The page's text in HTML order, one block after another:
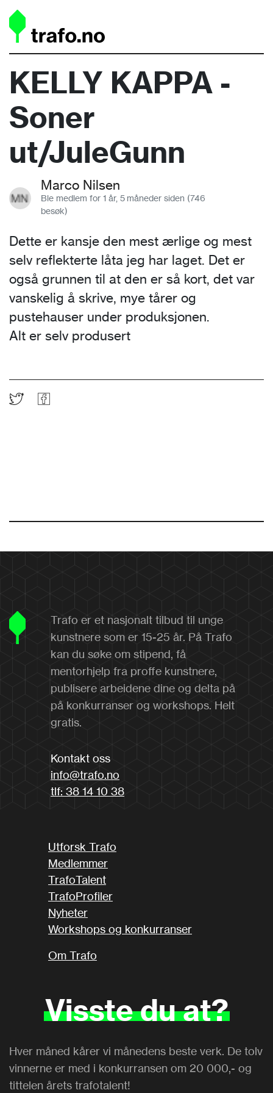
KELLY KAPPA -
Soner
ut/JuleGunn
Marco Nilsen
Ble medlem for 1 år, 5 måneder siden (746
besøk)
Dette er kansje den mest ærlige og mest
selv reflekterte låta jeg har laget. Det er
også grunnen til at den er så kort, det var
vanskelig å skrive, mye tårer og
pustehauser under produksjonen.
Alt er selv produsert
Trafo er et nasjonalt tilbud til unge
kunstnere som er 15-25 år. På Trafo
kan du søke om stipend, få
mentorhjelp fra proffe kunstnere,
publisere arbeidene dine og delta på
på konkurranser og workshops. Helt
gratis.
Kontakt oss
info@trafo.no
tlf: 38 14 10 38
Utforsk Trafo
Medlemmer
TrafoTalent
TrafoProfiler
Nyheter
Workshops og konkurranser
Om Trafo
Vissteduat?
Hver måned kårer vi månedens beste verk. De tolv
vinnerne er med i konkurransen om 20 000,- og
tittelen årets trafotalent!